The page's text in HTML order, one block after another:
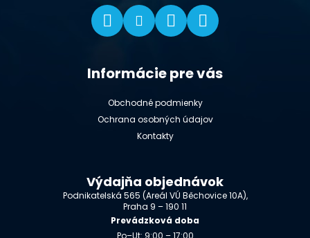
Informácie pre vás
Obchodné podmienky
Ochrana osobných údajov
Kontakty
Výdajňa objednávok
Podnikatelská 565 (Areál VÚ Běchovice 10A),
Praha 9 – 190 11
Prevádzková doba
Po–Ut: 9:00 – 17:00